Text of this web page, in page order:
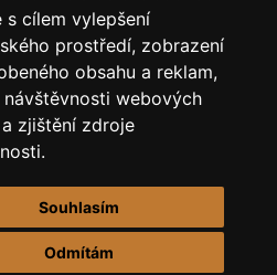
s cílem vylepšení
prostředí, zobrazení
obsahu a reklam,
webových
zjištění zdroje
Souhlasím
Odmítám
cookie.